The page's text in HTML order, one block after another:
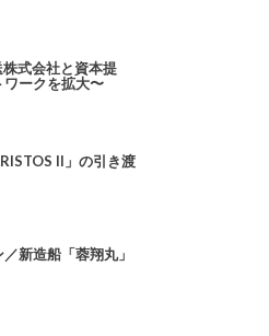
式会社と資本提
ークを拡大〜
II」の引き渡
新造船「蓉翔丸」